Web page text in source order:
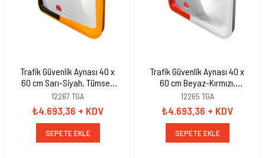
Trafik Güvenlik Aynası 40 x
60 cm Sarı-Siyah, Tümsek
Ayna, Otopark Aynası
12267 TGA
₺4.693,36 + KDV
SEPETE EKLE
Trafik Güvenlik Aynası 40 x
60 cm Beyaz-Kırmızı,
Tümsek Ayna, Otopark
Aynası
12265 TGA
₺4.693,36 + KDV
SEPETE EKLE